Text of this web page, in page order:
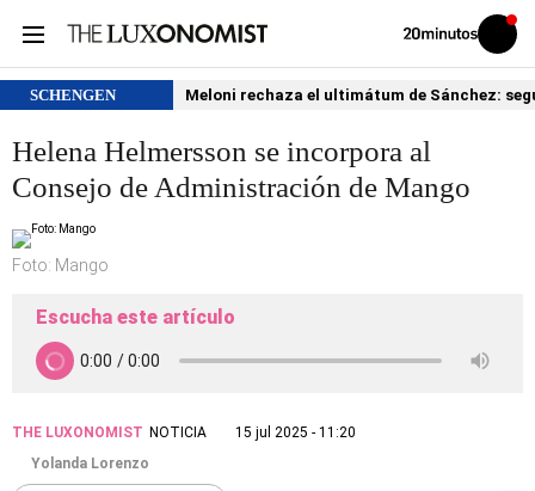
Volver
Iniciar
sesión
SCHENGEN Meloni rechaza el ultimátum de Sánchez:
Helena Helmersson se incorpora al
Consejo de Administración de Mango
Foto: Mango
Escucha este artículo
THE LUXONOMIST NOTICIA
15 jul 2025 - 11:20
Yolanda Lorenzo